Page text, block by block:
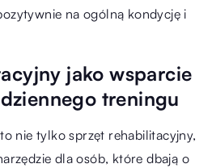
na ogólną kondycję i
jako wsparcie
treningu
nie tylko sprzęt rehabilitacyjny,
dla osób, które dbają o